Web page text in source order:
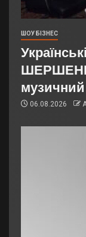
ШОУ БІЗНЕС
ШЕРШЕНЬ
06.08.2026